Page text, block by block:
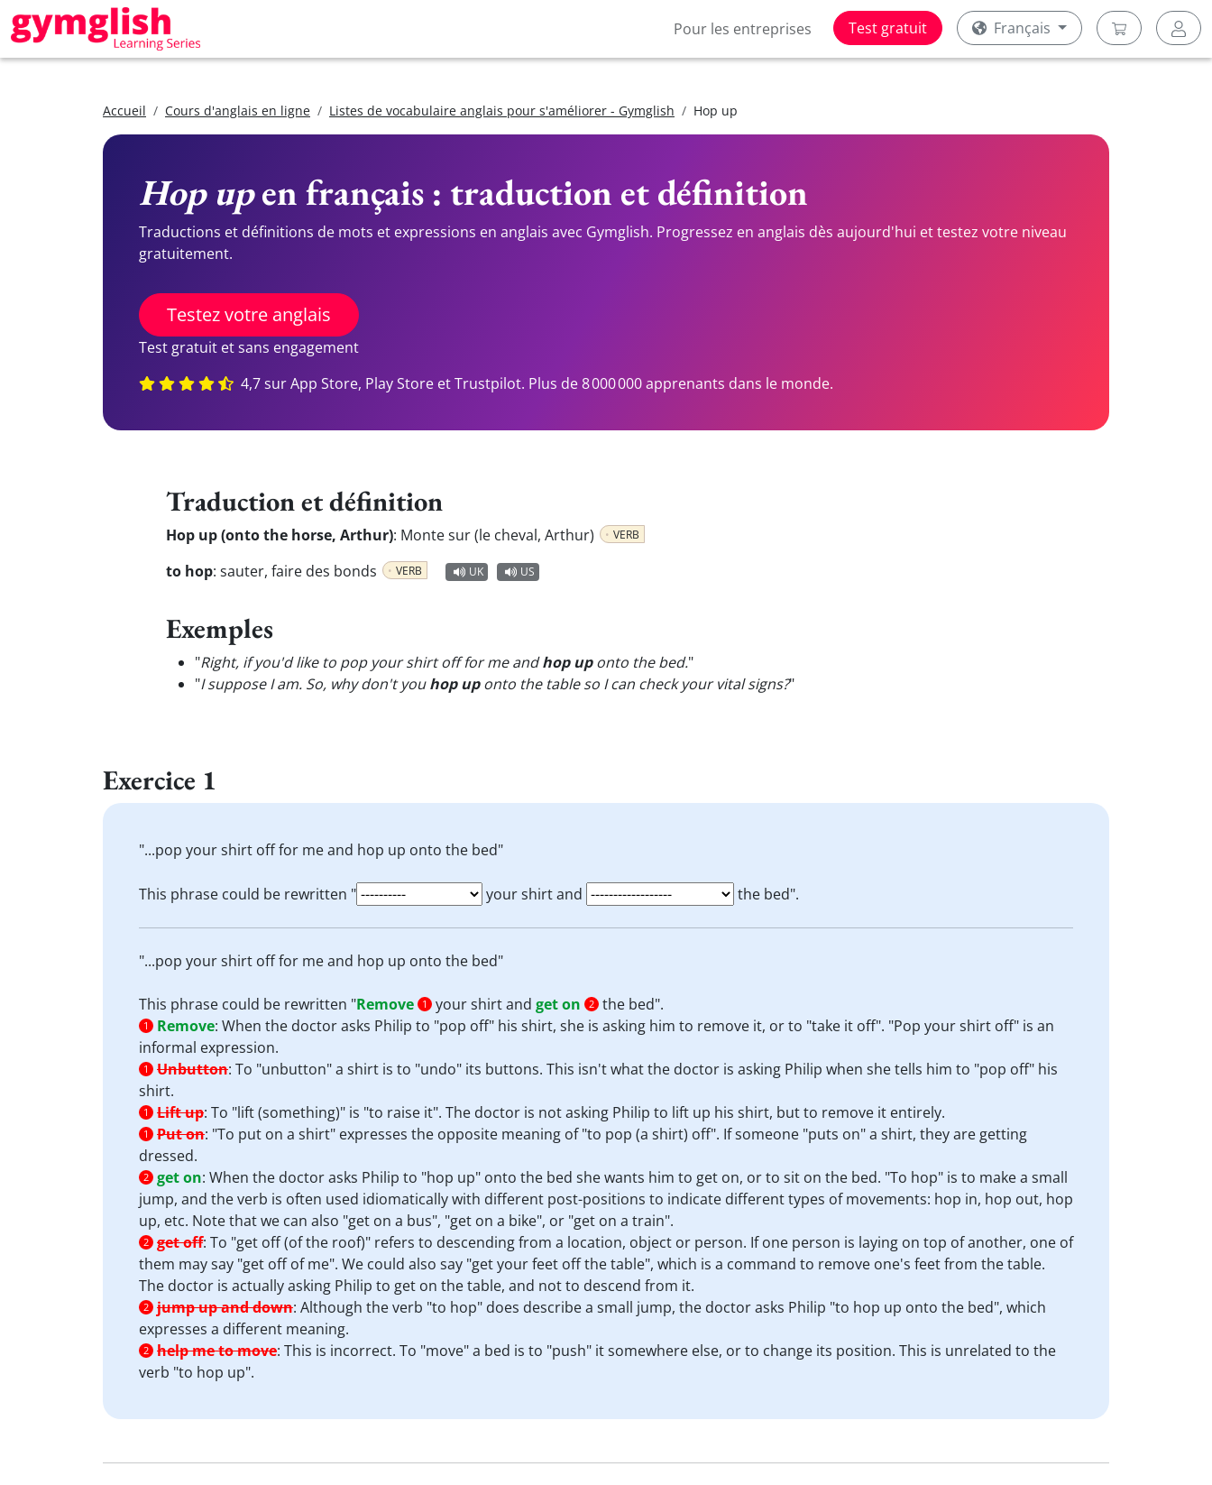
Pour les entreprises Test gratuit Français
Accueil Cours d'anglais en ligne Listes de vocabulaire anglais pour s'améliorer - Gymglish Hop up
Hop upen français : traduction et définition
Traductions et définitions de mots et expressions en anglais avec Gymglish. Progressez en anglais dès aujourd'hui et testez votre niveau
gratuitement.
Testez votre anglais
Test gratuit et sans engagement
4,7 sur App Store, Play Store et Trustpilot. Plus de 8 000 000 apprenants dans le monde.
Traduction et définition
Hop up (onto the horse, Arthur): Monte sur (le cheval, Arthur) VERB
to hop: sauter, faire des bonds VERB UK US
Exemples
"Right, if you'd like to pop your shirt off for me andhop uponto the bed."
"I suppose I am. So, why don't youhop uponto the table so I can check your vital signs?"
Exercice 1
"...pop your shirt off for me and hop up onto the bed"
This phrase could be rewritten " your shirt and the bed".
"...pop your shirt off for me and hop up onto the bed"
This phrase could be rewritten "Remove 1 your shirt and get on 2 the bed".
1 Remove: When the doctor asks Philip to "pop off" his shirt, she is asking him to remove it, or to "take it off". "Pop your shirt off" is an
informal expression.
1 Unbutton: To "unbutton" a shirt is to "undo" its buttons. This isn't what the doctor is asking Philip when she tells him to "pop off" his
shirt.
1 Lift up: To "lift (something)" is "to raise it". The doctor is not asking Philip to lift up his shirt, but to remove it entirely.
1 Put on: "To put on a shirt" expresses the opposite meaning of "to pop (a shirt) off". If someone "puts on" a shirt, they are getting
dressed.
2 get on: When the doctor asks Philip to "hop up" onto the bed she wants him to get on, or to sit on the bed. "To hop" is to make a small
jump, and the verb is often used idiomatically with different post-positions to indicate different types of movements: hop in, hop out, hop
up, etc. Note that we can also "get on a bus", "get on a bike", or "get on a train".
2 get off: To "get off (of the roof)" refers to descending from a location, object or person. If one person is laying on top of another, one of
them may say "get off of me". We could also say "get your feet off the table", which is a command to remove one's feet from the table.
The doctor is actually asking Philip to get on the table, and not to descend from it.
2 jump up and down: Although the verb "to hop" does describe a small jump, the doctor asks Philip "to hop up onto the bed", which
expresses a different meaning.
2 help me to move: This is incorrect. To "move" a bed is to "push" it somewhere else, or to change its position. This is unrelated to the
verb "to hop up".